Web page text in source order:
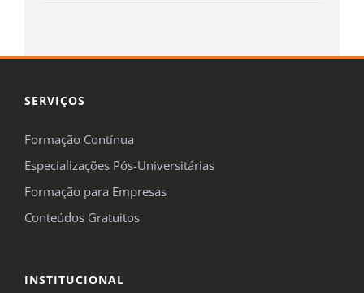
SERVIÇOS
Formação Contínua
Especializações Pós-Universitárias
Formação para Empresas
Conteúdos Gratuitos
INSTITUCIONAL